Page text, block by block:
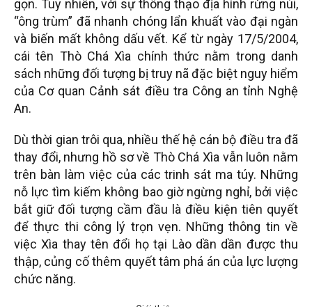
gọn. Tuy nhiên, với sự thông thạo địa hình rừng núi,
“ông trùm” đã nhanh chóng lẩn khuất vào đại ngàn
và biến mất không dấu vết. Kể từ ngày 17/5/2004,
cái tên Thò Chá Xìa chính thức nằm trong danh
sách những đối tượng bị truy nã đặc biệt nguy hiểm
của Cơ quan Cảnh sát điều tra Công an tỉnh Nghệ
An.
Dù thời gian trôi qua, nhiều thế hệ cán bộ điều tra đã
thay đổi, nhưng hồ sơ về Thò Chá Xìa vẫn luôn nằm
trên bàn làm việc của các trinh sát ma túy. Những
nỗ lực tìm kiếm không bao giờ ngừng nghỉ, bởi việc
bắt giữ đối tượng cầm đầu là điều kiện tiên quyết
để thực thi công lý trọn vẹn. Những thông tin về
việc Xìa thay tên đổi họ tại Lào dần dần được thu
thập, củng cố thêm quyết tâm phá án của lực lượng
chức năng.